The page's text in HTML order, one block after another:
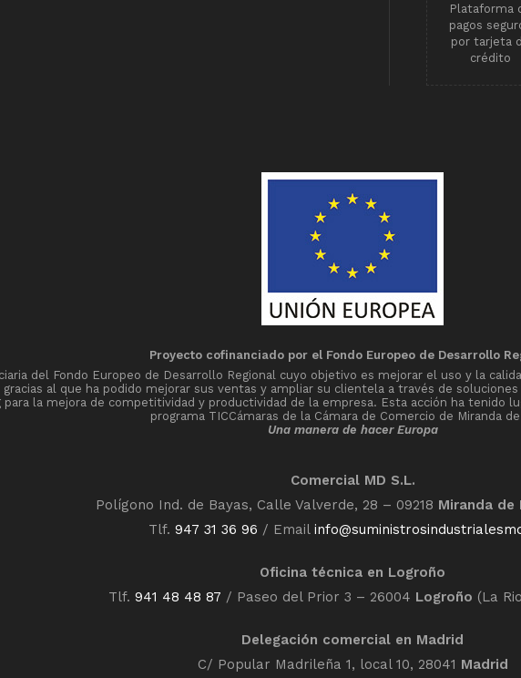
Plataforma
pagos
por tarjeta
crédito
Proyecto cofinanciado por el Fondo Europeo de Desarrollo
del Fondo Europeo de Desarrollo Regional cuyo objetivo es mejorar el uso y la
al que ha podido mejorar sus ventas y ampliar su clientela a través de
la mejora de competitividad y productividad de la empresa. Esta acción ha tenido
programa TICCámaras de la Cámara de Comercio de Miranda
Una manera de hacer Europa
Comercial MD S.L.
Polígono Ind. de Bayas, Calle Valverde, 28 – 09218 Miranda de
Tlf. 947 31 36 96 / Email
Oficina técnica en Logroño
Tlf. 941 48 48 87 / Paseo del Prior 3 – 26004 Logroño (La
Delegación comercial en Madrid
C/ Popular Madrileña 1, local 10, 28041 Madrid